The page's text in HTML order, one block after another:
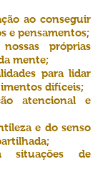
ao conseguir
e pensamentos;
próprias
mente;
para lidar
difíceis;
atencional e
e do senso
situações de